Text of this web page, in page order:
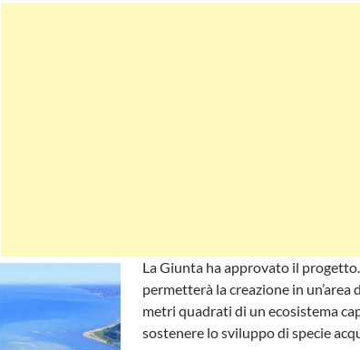
La Giunta ha approvato il progetto.
permetterà la creazione in un’area
metri quadrati di un ecosistema
sostenere lo sviluppo di specie